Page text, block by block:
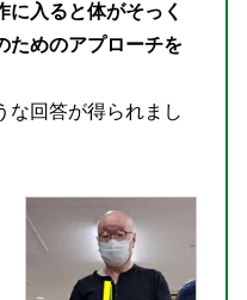
に入ると体がそっく
ためのアプローチを
な回答が得られまし